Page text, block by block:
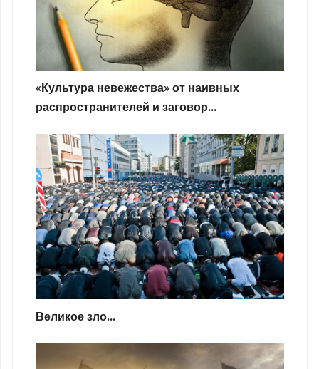
«Культура невежества» от наивных
распространителей и заговор...
Великое зло...